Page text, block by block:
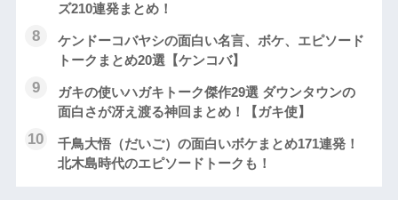
ズ210連発まとめ！
ケンドーコバヤシの面白い名言、ボケ、エピソード
トークまとめ20選【ケンコバ】
ガキの使いハガキトーク傑作29選 ダウンタウンの
面白さが冴え渡る神回まとめ！【ガキ使】
千鳥大悟（だいご）の面白いボケまとめ171連発！
北木島時代のエピソードトークも！